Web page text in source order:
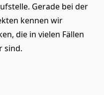
Gerade bei der
kennen wir
die in vielen Fällen
sind.